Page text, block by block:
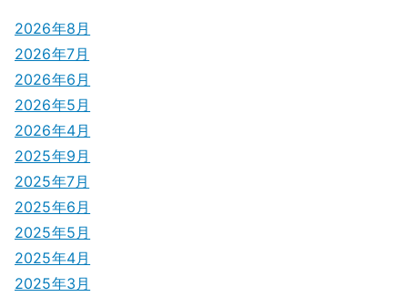
ビ
ゲ
ー
シ
ョ
ン
2026年8月
2026年7月
2026年6月
2026年5月
2026年4月
2025年9月
2025年7月
2025年6月
2025年5月
2025年4月
2025年3月